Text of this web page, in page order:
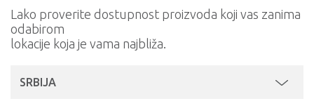
Lako proverite dostupnost proizvoda koji vas zanima
odabirom
lokacije koja je vama najbliža.
SRBIJA